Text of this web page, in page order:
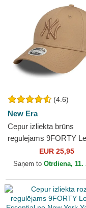
(4.6)
New Era
Cepur izliekta brūns
regulējams 9FORTY
Essential no New York
Yankees MLB no New
EUR 25,95
Saņem to Otrdiena, 11.